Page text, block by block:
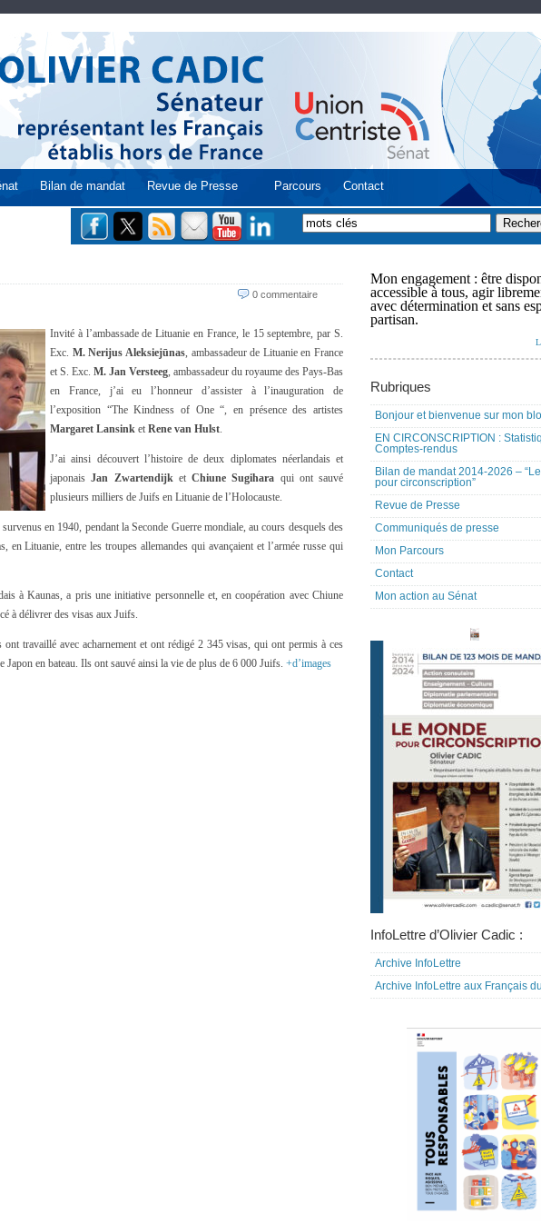
Bilan de mandat Revue de Presse Parcours Contact
0 commentaire
Invité à l’ambassade de Lituanie en France, le 15 septembre, par S.
Exc. M. Nerijus Aleksiejūnas, ambassadeur de Lituanie en France
et S. Exc. M. Jan Versteeg, ambassadeur du royaume des Pays-Bas
en France, j’ai eu l’honneur d’assister à l’inauguration de
l’exposition “The Kindness of One “, en présence des artistes
Margaret Lansink et Rene van Hulst.
J’ai ainsi découvert l’histoire de deux diplomates néerlandais et
japonaisJan Zwartendijket Chiune Sugihara qui ont sauvé
plusieurs milliers de Juifs en Lituanie de l’Holocauste.
en 1940, pendant la Seconde Guerre mondiale, au cours desquels des
Lituanie, entre les troupes allemandes qui avançaient et l’armée russe qui
à Kaunas, a pris une initiative personnelle et, en coopération avec Chiune
à délivrer des visas aux Juifs.
ont travaillé avec acharnement et ont rédigé 2 345 visas, qui ont permis à ces
Japon en bateau. Ils ont sauvé ainsi la vie de plus de 6 000 Juifs. +d’images
Mon engagement : être
accessible à tous, agir
avec détermination et sans
partisan.
Rubriques
Bonjour et bienvenue sur mon
EN CIRCONSCRIPTION :
Comptes-rendus
Bilan de mandat 2014-2026 –
pour circonscription”
Revue de Presse
Communiqués de presse
Mon Parcours
Contact
Mon action au Sénat
InfoLettre d’Olivier Cadic :
Archive InfoLettre
Archive InfoLettre aux Français